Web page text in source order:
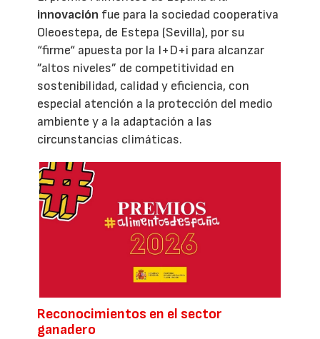
innovación fue para la sociedad cooperativa
Oleoestepa, de Estepa (Sevilla), por su
“firme“ apuesta por la I+D+i para alcanzar
”altos niveles” de competitividad en
sostenibilidad, calidad y eficiencia, con
especial atención a la protección del medio
ambiente y a la adaptación a las
circunstancias climáticas.
Reconocimientos en el sector
ganadero